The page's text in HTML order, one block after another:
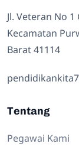
Jl. Veteran No
Kecamatan
Barat 41114
Tentang
Pegawai Kami